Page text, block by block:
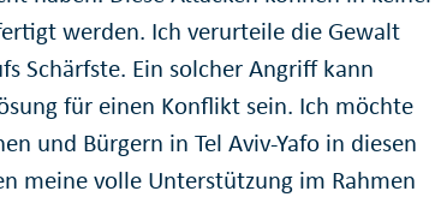
werden. Ich verurteile die Gewalt
Schärfste. Ein solcher Angriff kann
für einen Konflikt sein. Ich möchte
und Bürgern in Tel Aviv-Yafo in diesen
meine volle Unterstützung im Rahmen